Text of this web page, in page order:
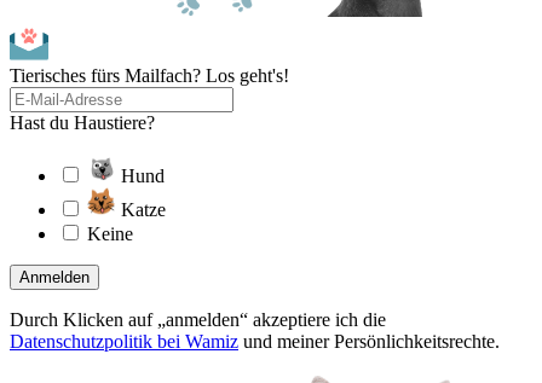
Tierisches fürs Mailfach? Los geht's!
Hast du Haustiere?
Hund
Katze
Keine
Anmelden
Durch Klicken auf „anmelden“ akzeptiere ich die
Datenschutzpolitik bei Wamiz und meiner Persönlichkeitsrechte.